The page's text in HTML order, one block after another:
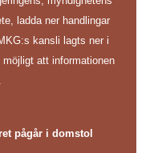
ladda ner handlingar
kansli lagts ner i
att informationen
pågår i domstol